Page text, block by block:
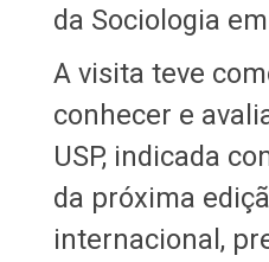
da Sociologia
A visita teve
conhecer e
USP, indicada
da próxima
internacional,